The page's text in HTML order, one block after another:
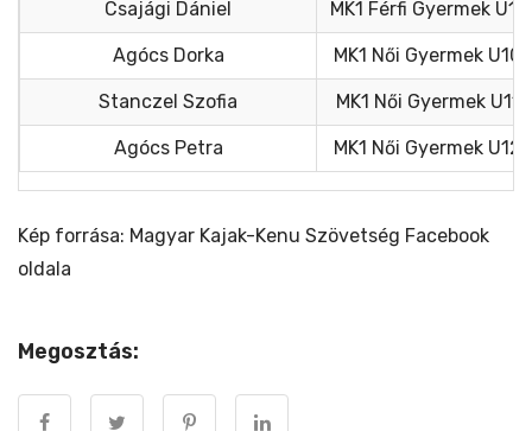
Csajági Dániel MK1 Férfi Gyermek
Agócs Dorka MK1 Női Gyermek
Stanczel Szofia MK1 Női Gyermek U11
Agócs Petra MK1 Női Gyermek
Kép forrása: Magyar Kajak-Kenu Szövetség Facebook
oldala
Megosztás: